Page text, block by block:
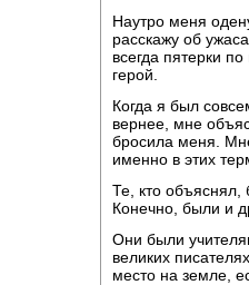
Наутро меня
расскажу об
всегда пятерки
герой.
Когда я был
вернее, мне
бросила меня.
именно в этих
Те, кто
Конечно, были и
Они были
великих
место на земле,